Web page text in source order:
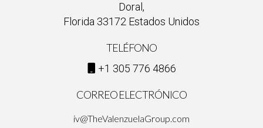
Doral,
Florida 33172 Estados Unidos
TELÉFONO
+1 305 776 4866
CORREO ELECTRÓNICO
iv@TheValenzuelaGroup.com